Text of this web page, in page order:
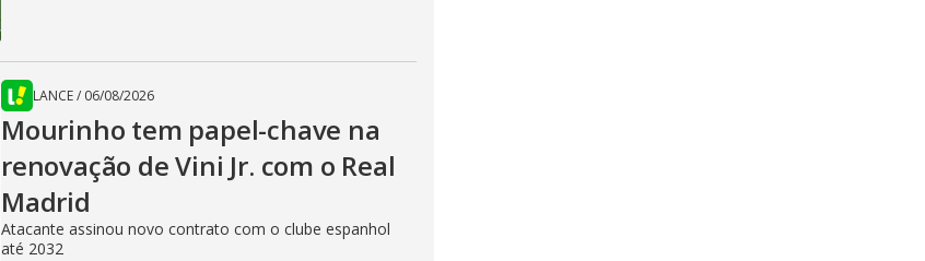
LANCE/ 06/08/2026
Mourinho tem papel-chave na
renovação de Vini Jr. com o Real
Madrid
Atacante assinou novo contrato com o clube espanhol
até 2032